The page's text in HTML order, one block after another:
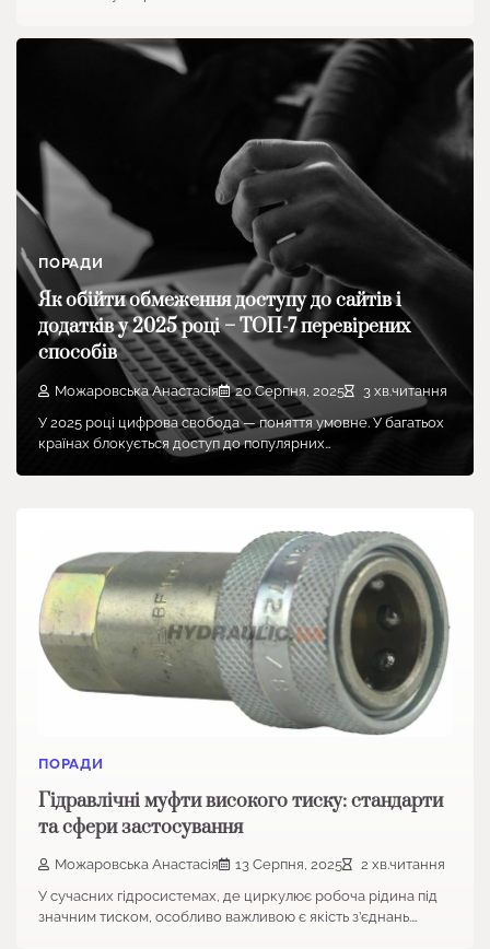
ПОРАДИ
Як обійти обмеження доступу до сайтів і
додатків у 2025 році – ТОП-7 перевірених
способів
Можаровська Анастасія 20 Серпня, 2025
3 хв.читання
У 2025 році цифрова свобода — поняття умовне. У багатьох
країнах блокується доступ до популярних…
ПОРАДИ
Гідравлічні муфти високого тиску: стандарти
та сфери застосування
Можаровська Анастасія 13 Серпня, 2025
2 хв.читання
У сучасних гідросистемах, де циркулює робоча рідина під
значним тиском, особливо важливою є якість з’єднань.…